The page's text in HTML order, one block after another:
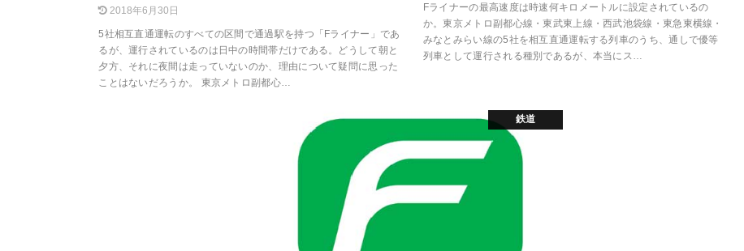
2018年6月30日
5社相互直通運転のすべての区間で通過駅を持つ「Fライナー」であ
るが、運行されているのは日中の時間帯だけである。どうして朝と
夕方、それに夜間は走っていないのか、理由について疑問に思った
ことはないだろうか。 東京メトロ副都心…
Fライナーの最高速度は時速何キロメートルに設定されているの
か。東京メトロ副都心線・東武東上線・西武池袋線・東急東横線・
みなとみらい線の5社を相互直通運転する列車のうち、通しで優等
列車として運行される種別であるが、本当にス…
鉄道